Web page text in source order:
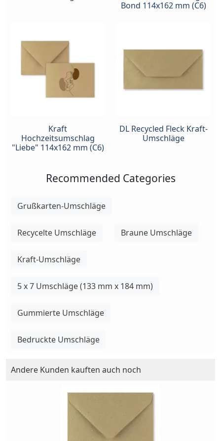
Bond 114x162 mm (C6)
Kraft
Hochzeitsumschlag
"Liebe" 114x162 mm (C6)
DL Recycled Fleck Kraft-
Umschläge
Recommended Categories
Grußkarten-Umschläge
Recycelte Umschläge Braune Umschläge
Kraft-Umschläge
5 x 7 Umschläge (133 mm x 184 mm)
Gummierte Umschläge
Bedruckte Umschläge
Andere Kunden kauften auch noch